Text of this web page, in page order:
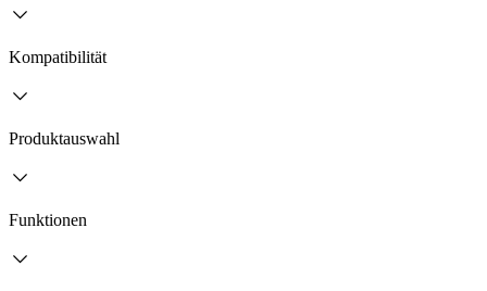
Kompatibilität
Produktauswahl
Funktionen